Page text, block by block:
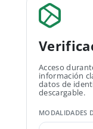
Acceso
información
datos de
descargable.
MODALIDADES